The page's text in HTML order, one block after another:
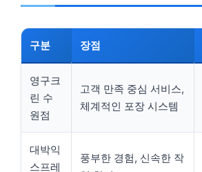
구분 장점
영구크
린 수
원점
고객 만족 중심 서비스,
체계적인 포장 시스템
대박익
스프레
풍부한 경험, 신속한 작